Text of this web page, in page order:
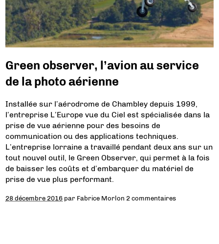
Green observer, l’avion au service
de la photo aérienne
Installée sur l’aérodrome de Chambley depuis 1999,
l’entreprise L’Europe vue du Ciel est spécialisée dans la
prise de vue aérienne pour des besoins de
communication ou des applications techniques.
L’entreprise lorraine a travaillé pendant deux ans sur un
tout nouvel outil, le Green Observer, qui permet à la fois
de baisser les coûts et d’embarquer du matériel de
prise de vue plus performant.
28 décembre 2016 par Fabrice Morlon 2 commentaires